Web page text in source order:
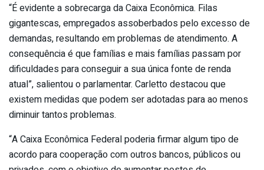
“É evidente a sobrecarga da Caixa Econômica. Filas
gigantescas, empregados assoberbados pelo excesso de
demandas, resultando em problemas de atendimento. A
consequência é que famílias e mais famílias passam por
dificuldades para conseguir a sua única fonte de renda
atual”, salientou o parlamentar. Carletto destacou que
existem medidas que podem ser adotadas para ao menos
diminuir tantos problemas.
“A Caixa Econômica Federal poderia firmar algum tipo de
acordo para cooperação com outros bancos, públicos ou